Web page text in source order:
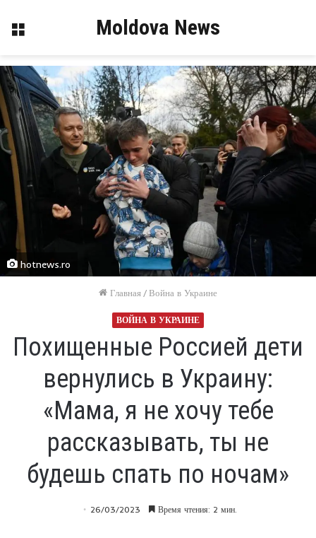
Меню Moldova News
hotnews.ro
Главная /Война в Украине
ВОЙНА В УКРАИНЕ
Похищенные Россией дети
вернулись в Украину:
«Мама, я не хочу тебе
рассказывать, ты не
будешь спать по ночам»
26/03/2023 Время чтения: 2 мин.